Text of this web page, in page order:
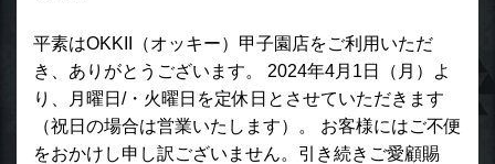
平素はOKKII（オッキー）甲子園店をご利用いただ
き、ありがとうございます。 2024年4月1日（月）よ
り、月曜日/・火曜日を定休日とさせていただきます
（祝日の場合は営業いたします）。 お客様にはご不便
をおかけし申し訳ございません。引き続きご愛顧賜